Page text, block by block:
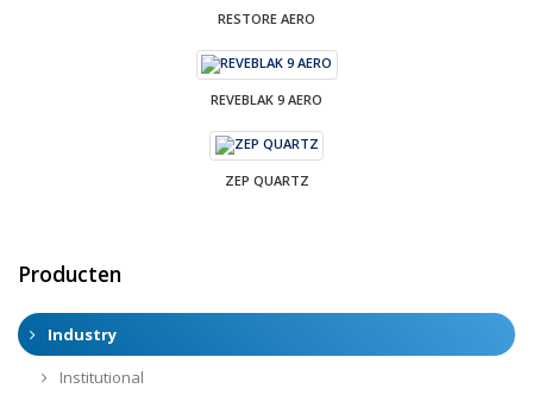
RESTORE AERO
REVEBLAK 9 AERO
ZEP QUARTZ
Producten
Industry
Institutional